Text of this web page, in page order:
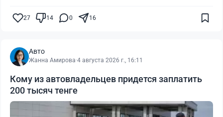
27 14 0 16
Авто
Жанна Амирова·4 августа 2026 г., 16:11
Кому из автовладельцев придется заплатить
200 тысяч тенге